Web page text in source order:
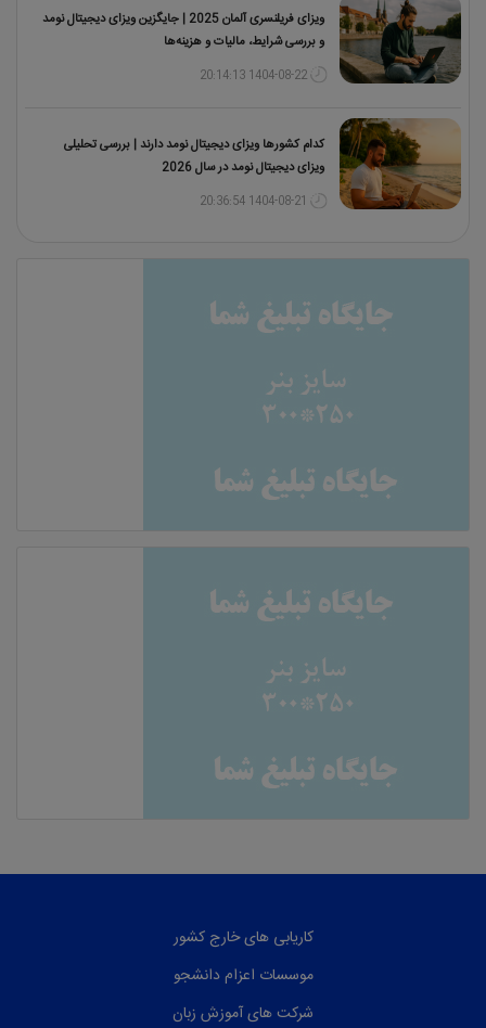
ویزای فریلنسری آلمان 2025 | جایگزین ویزای دیجیتال نومد
و بررسی شرایط، مالیات و هزینه‌ها
1404-08-22 20:14:13
کدام کشورها ویزای دیجیتال نومد دارند | بررسی تحلیلی
ویزای دیجیتال نومد در سال 2026
1404-08-21 20:36:54
کاریابی های خارج کشور
موسسات اعزام دانشجو
شرکت های آموزش زبان